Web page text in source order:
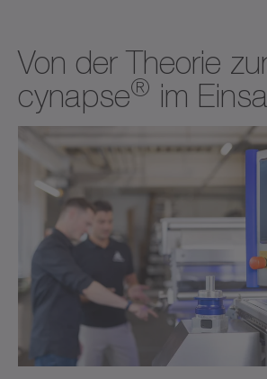
Von der Theorie
cynapse® im